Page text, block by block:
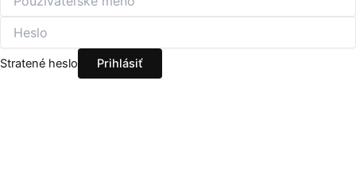
Stratené heslo